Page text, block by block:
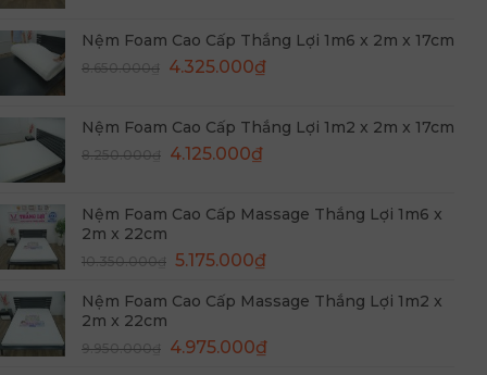
9.550.000₫.là:
4.775.000₫.
Nệm Foam Cao Cấp Thắng Lợi 1m6 x 2m x 17cm
8.650.000₫ Giá
8.650.000₫.
4.325.000₫Giá
là:
Nệm Foam Cao Cấp Thắng Lợi 1m2 x 2m x 17cm
8.250.000₫ Giá
8.250.000₫.
4.125.000₫Giá
là:
Nệm Foam Cao Cấp Massage Thắng Lợi 1m6 x
2m x 22cm
10.350.000₫ Giá
là:
5.175.000₫Giá
tại
5.175.000₫.
Nệm Foam Cao Cấp Massage Thắng Lợi 1m2 x
2m x 22cm
9.950.000₫ Giá
4.975.000₫Giá